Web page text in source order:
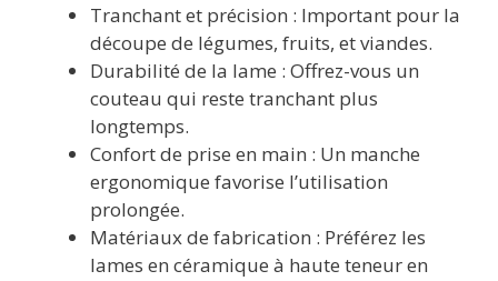
Tranchant et précision : Important pour la
découpe de légumes, fruits, et viandes.
Durabilité de la lame : Offrez-vous un
couteau qui reste tranchant plus
longtemps.
Confort de prise en main : Un manche
ergonomique favorise l’utilisation
prolongée.
Matériaux de fabrication : Préférez les
lames en céramique à haute teneur en